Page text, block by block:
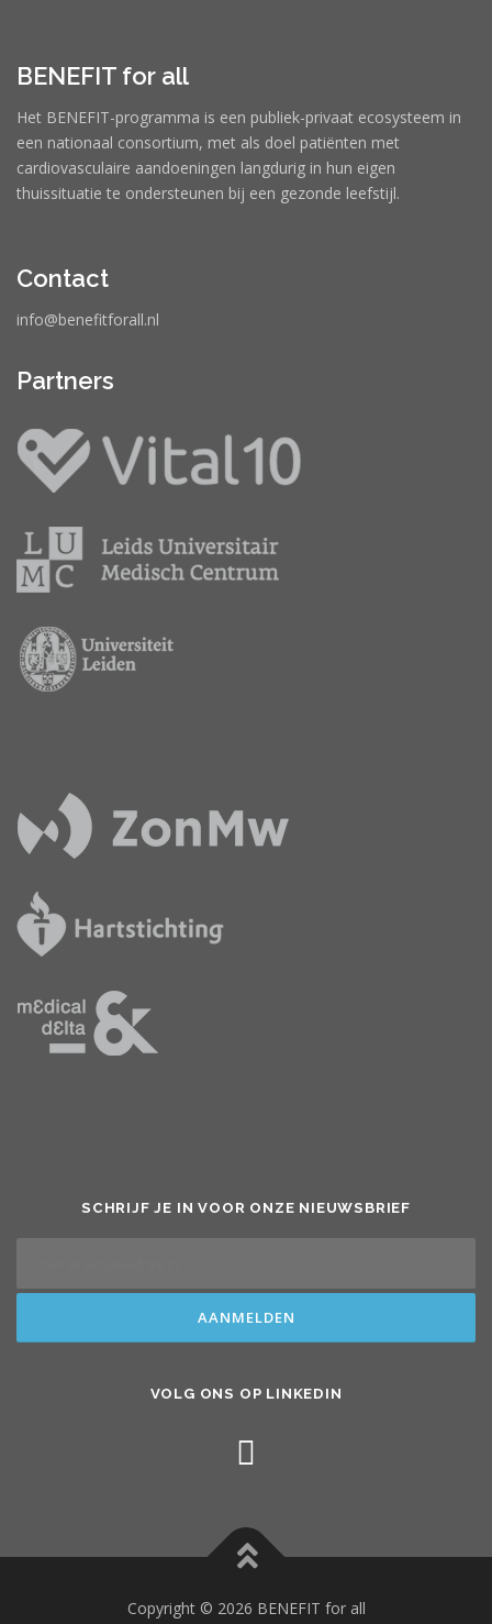
BENEFIT for all
Het BENEFIT-programma is een publiek-privaat ecosysteem in
een nationaal consortium, met als doel patiënten met
cardiovasculaire aandoeningen langdurig in hun eigen
thuissituatie te ondersteunen bij een gezonde leefstijl.
Contact
info@benefitforall.nl
Partners
SCHRIJF JE IN VOOR ONZE NIEUWSBRIEF
VOLG ONS OP LINKEDIN
Copyright © 2026 BENEFIT for all